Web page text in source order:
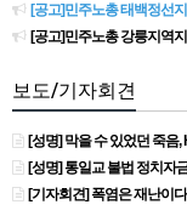
[공고]민주노총 태백정선
[공고]민주노총 강릉지역
보도/기자회견
[성명] 막을 수 있었던 죽
[성명] 통일교 불법 정치자
[기자회견] 폭염은 재난이